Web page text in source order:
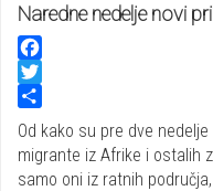
Naredne nedelje novi
Facebook
Twitter
Share
Od kako su pre dve
migrante iz Afrike i ostalih
samo oni iz ratnih